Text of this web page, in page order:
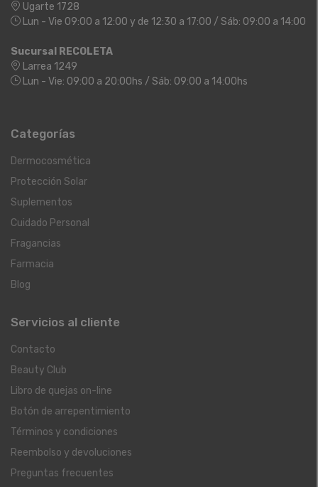
Ugarte 1728
Lun - Vie 09:00 a 12:00 y de 12:30 a 17:00 / Sáb: 09:00 a 14:00
Sucursal RECOLETA
Larrea 1249
Lun - Vie: 09:00 a 20:00hs / Sáb: 09:00 a 14:00hs
Categorías
Dermocosmética
Protección Solar
Suplementos
Cuidado Personal
Fragancias
Farmacia
Blog
Servicios al cliente
Contacto
Beauty Club
Libro de quejas on-line
Botón de arrepentimiento
Términos y condiciones
Reembolso y devoluciones
Preguntas frecuentes